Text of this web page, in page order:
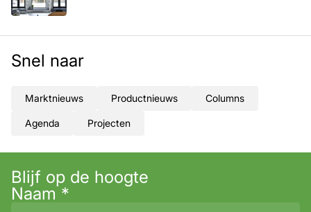
Snel naar
Marktnieuws Productnieuws Columns
Agenda Projecten
Blijf op de hoogte
Naam *